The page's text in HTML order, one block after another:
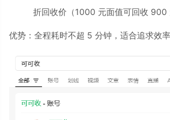
折回收价（1000 元面值可回收 900
优势 ：全程耗时不超 5 分钟，适合追求效率